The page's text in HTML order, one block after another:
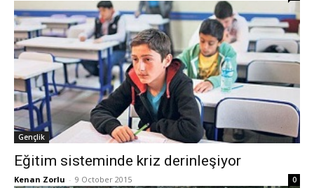
Gençlik
Eğitim sisteminde kriz derinleşiyor
Kenan Zorlu - 9 October 2015 0